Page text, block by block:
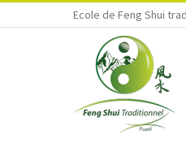
to
Ecole de Feng Shui